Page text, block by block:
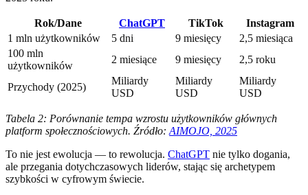
Rok/Dane ChatGPT TikTok
Instagram
1 mln użytkowników
5 dni 9 miesięcy
2,5 miesiąca
100 mln
użytkowników
2 miesiące 9 miesięcy 2,5 roku
Przychody (2025)
Miliardy
USD
Miliardy
USD
Miliardy
USD
Tabela 2: Porównanie tempa wzrostu użytkowników głównych
platform społecznościowych. Źródło: AIMOJO, 2025
To nie jest ewolucja — to rewolucja. ChatGPT nie tylko dogania,
ale przegania dotychczasowych liderów, stając się archetypem
szybkości w cyfrowym świecie.